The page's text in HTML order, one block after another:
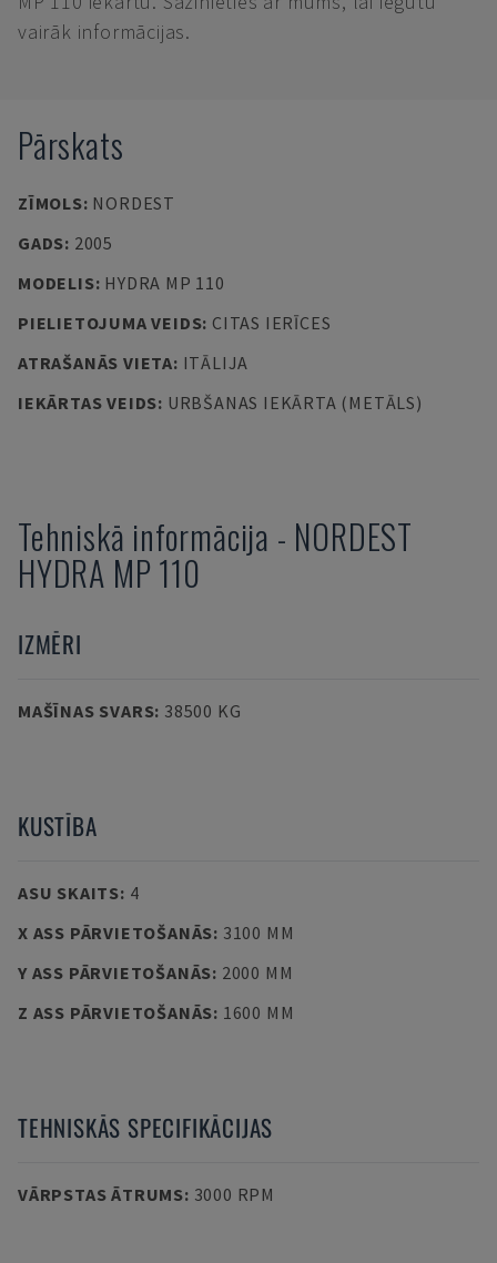
vairāk informācijas.
Pārskats
ZĪMOLS: NORDEST
GADS: 2005
MODELIS: HYDRA MP 110
PIELIETOJUMA VEIDS: CITAS IERĪCES
ATRAŠANĀS VIETA: ITĀLIJA
IEKĀRTAS VEIDS: URBŠANAS IEKĀRTA (METĀLS)
Tehniskā informācija - NORDEST
HYDRA MP 110
IZMĒRI
MAŠĪNAS SVARS: 38500 KG
KUSTĪBA
ASU SKAITS: 4
X ASS PĀRVIETOŠANĀS: 3100 MM
Y ASS PĀRVIETOŠANĀS: 2000 MM
Z ASS PĀRVIETOŠANĀS: 1600 MM
TEHNISKĀS SPECIFIKĀCIJAS
VĀRPSTAS ĀTRUMS: 3000 RPM